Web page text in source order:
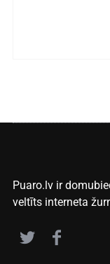
Puaro.lv ir
veltīts interneta